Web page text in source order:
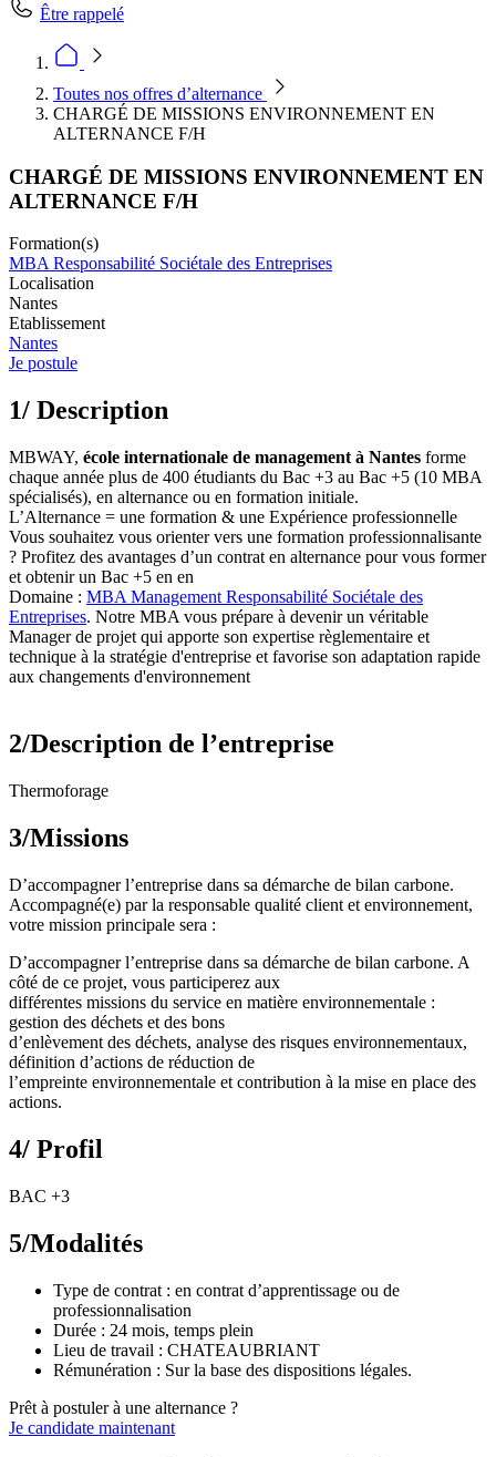
Être rappelé
Toutes nos offres d’alternance
CHARGÉ DE MISSIONS ENVIRONNEMENT EN
ALTERNANCE F/H
CHARGÉ DE MISSIONS ENVIRONNEMENT EN
ALTERNANCE F/H
Formation(s)
MBA Responsabilité Sociétale des Entreprises
Localisation
Nantes
Etablissement
Nantes
Je postule
1/ Description
MBWAY, école internationale de management à Nantes forme
chaque année plus de 400 étudiants du Bac +3 au Bac +5 (10 MBA
spécialisés), en alternance ou en formation initiale.
L’Alternance = une formation & une Expérience professionnelle
Vous souhaitez vous orienter vers une formation professionnalisante
? Profitez des avantages d’un contrat en alternance pour vous former
et obtenir un Bac +5 en en
Domaine : MBA Management Responsabilité Sociétale des
Entreprises. Notre MBA vous prépare à devenir un véritable
Manager de projet qui apporte son expertise règlementaire et
technique à la stratégie d'entreprise et favorise son adaptation rapide
aux changements d'environnement
2/Description de l’entreprise
Thermoforage
3/Missions
D’accompagner l’entreprise dans sa démarche de bilan carbone.
Accompagné(e) par la responsable qualité client et environnement,
votre mission principale sera :
D’accompagner l’entreprise dans sa démarche de bilan carbone. A
côté de ce projet, vous participerez aux
différentes missions du service en matière environnementale :
gestion des déchets et des bons
d’enlèvement des déchets, analyse des risques environnementaux,
définition d’actions de réduction de
l’empreinte environnementale et contribution à la mise en place des
actions.
4/ Profil
BAC +3
5/Modalités
Type de contrat : en contrat d’apprentissage ou de
professionnalisation
Durée : 24 mois, temps plein
Lieu de travail : CHATEAUBRIANT
Rémunération : Sur la base des dispositions légales.
Prêt à postuler à une alternance ?
Je candidate maintenant